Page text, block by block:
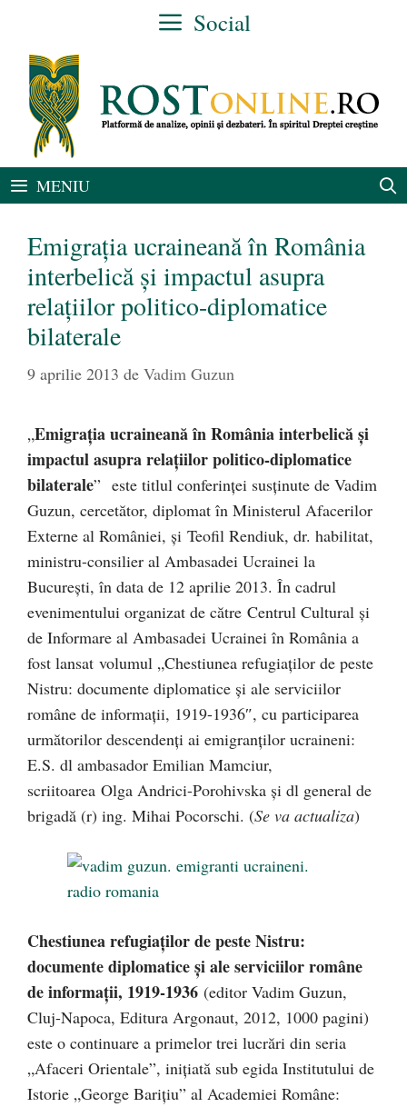
conținut
Social
MENIU
Emigraţia ucraineană în România
interbelică şi impactul asupra
relaţiilor politico-diplomatice
bilaterale
9 aprilie 2013 de Vadim Guzun
„Emigraţia ucraineană în România interbelică şi
impactul asupra relaţiilor politico-diplomatice
bilaterale” este titlul conferinţei susţinute de Vadim
Guzun, cercetător, diplomat în Ministerul Afacerilor
Externe al României, şi Teofil Rendiuk, dr. habilitat,
ministru-consilier al Ambasadei Ucrainei la
Bucureşti, în data de 12 aprilie 2013. În cadrul
evenimentului organizat de către Centrul Cultural şi
de Informare al Ambasadei Ucrainei în România a
fost lansat volumul „Chestiunea refugiaţilor de peste
Nistru: documente diplomatice şi ale serviciilor
române de informaţii, 1919-1936″, cu participarea
următorilor descendenţi ai emigranţilor ucraineni:
E.S. dl ambasador Emilian Mamciur,
scriitoarea Olga Andrici-Porohivska şi dl general de
brigadă (r) ing. Mihai Pocorschi. (Se va actualiza)
Chestiunea refugiaţilor de peste Nistru:
documente diplomatice și ale serviciilor române
de informații, 1919-1936 (editor Vadim Guzun,
Cluj-Napoca, Editura Argonaut, 2012, 1000 pagini)
este o continuare a primelor trei lucrări din seria
„Afaceri Orientale”, iniţiată sub egida Institutului de
Istorie „George Bariţiu” al Academiei Române: